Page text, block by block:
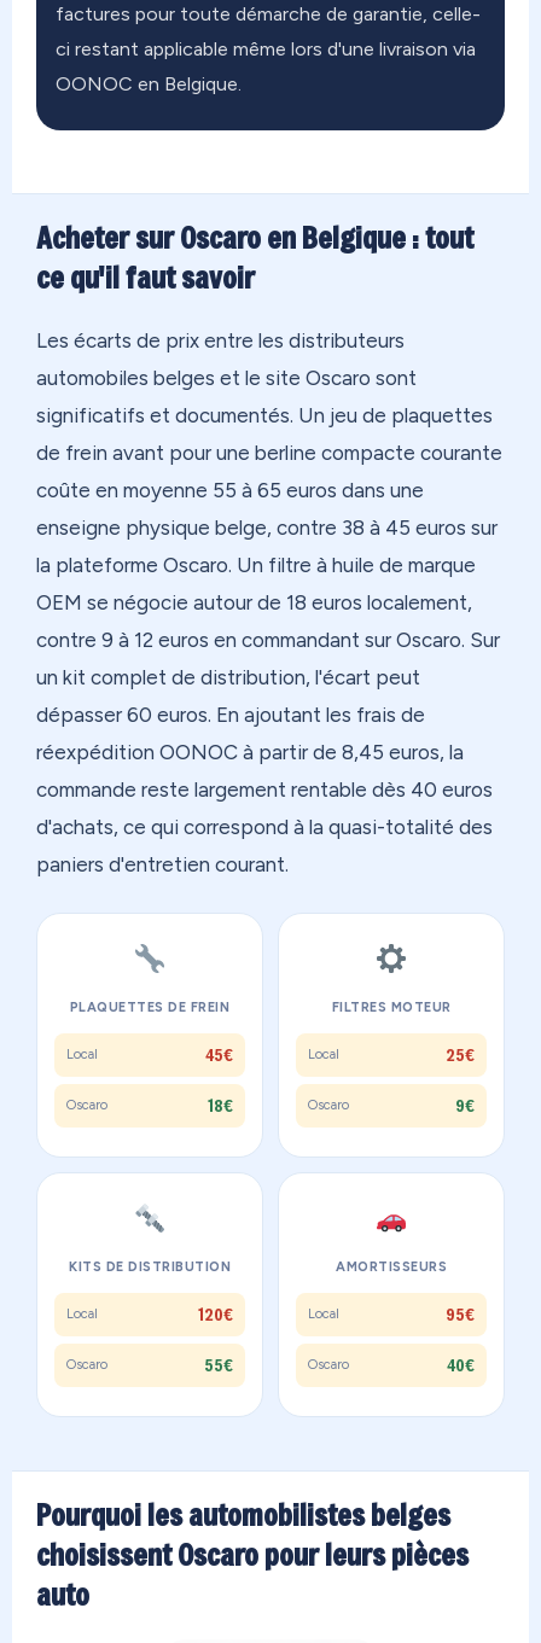
factures pour toute démarche de garantie, celle-
ci restant applicable même lors d'une livraison via
OONOC en Belgique.
Acheter sur Oscaro en Belgique : tout
ce qu'il faut savoir
Les écarts de prix entre les distributeurs
automobiles belges et le site Oscaro sont
significatifs et documentés. Un jeu de plaquettes
de frein avant pour une berline compacte courante
coûte en moyenne 55 à 65 euros dans une
enseigne physique belge, contre 38 à 45 euros sur
la plateforme Oscaro. Un filtre à huile de marque
OEM se négocie autour de 18 euros localement,
contre 9 à 12 euros en commandant sur Oscaro. Sur
un kit complet de distribution, l'écart peut
dépasser 60 euros. En ajoutant les frais de
réexpédition OONOC à partir de 8,45 euros, la
commande reste largement rentable dès 40 euros
d'achats, ce qui correspond à la quasi-totalité des
paniers d'entretien courant.
PLAQUETTES DE FREIN
Local 45€
Oscaro 18€
FILTRES MOTEUR
Local 25€
Oscaro 9€
KITS DE DISTRIBUTION
Local 120€
Oscaro 55€
AMORTISSEURS
Local 95€
Oscaro 40€
Pourquoi les automobilistes belges
choisissent Oscaro pour leurs pièces
auto